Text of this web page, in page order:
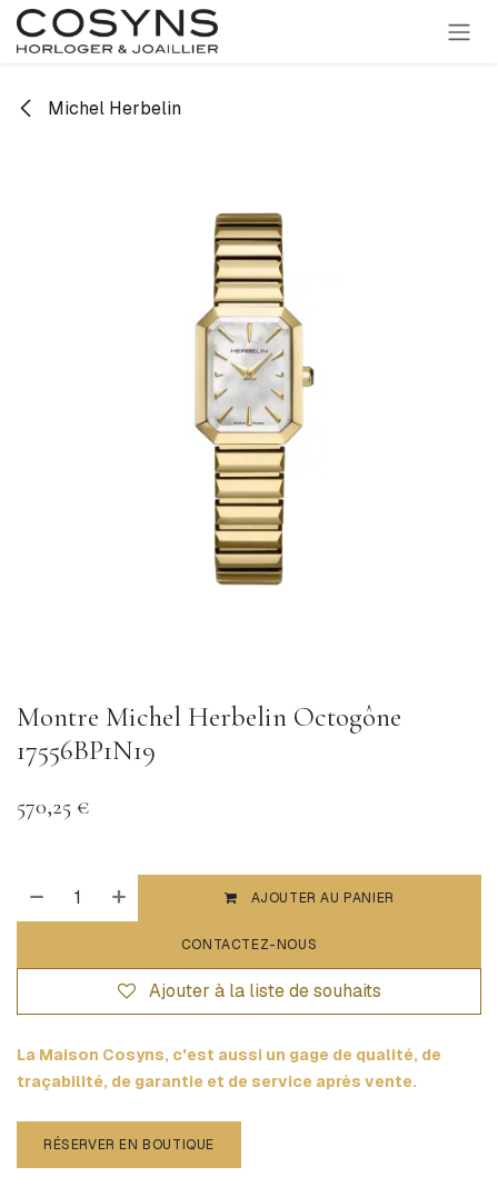
SE RENDRE AU CONTENU
Michel Herbelin
Montre Michel Herbelin Octogône
17556BP1N19
570,25 €
AJOUTER AU PANIER
CONTACTEZ-NOUS
Ajouter à la liste de souhaits
La Maison Cosyns, c'est aussi un gage de qualité, de
traçabilité, de garantie et de service après vente.
RÉSERVER EN BOUTIQUE